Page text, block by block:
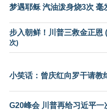
梦遇耶稣 汽油泼身烧3次 毫
步入朝鲜！川普三救金正恩
次)
小笑话：曾庆红向罗干请教
G20峰会 川普再给习近平一